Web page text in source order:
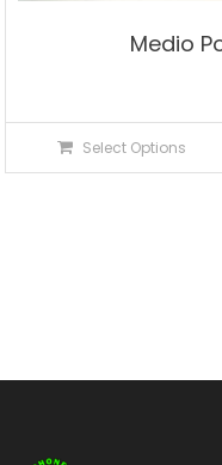
Medio
Select Options